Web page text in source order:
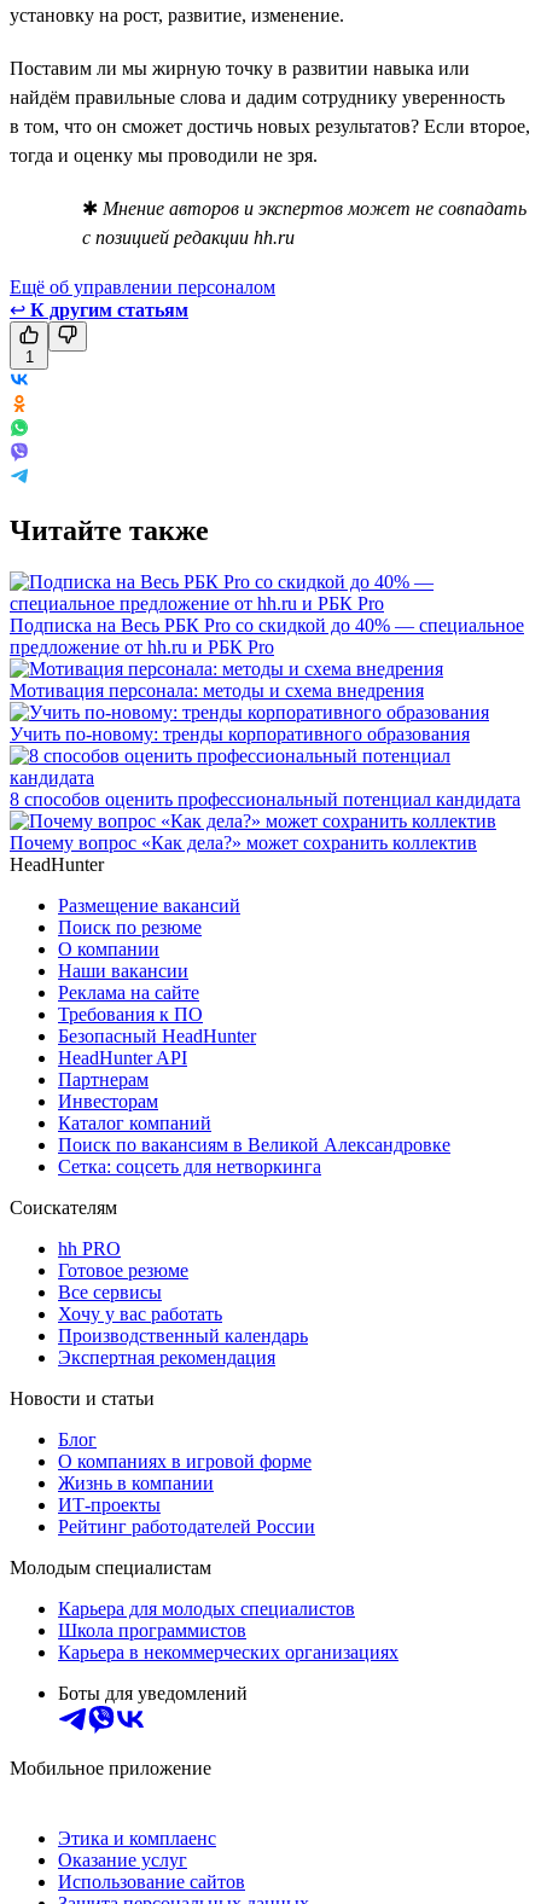
установку на рост, развитие, изменение.
Поставим ли мы жирную точку в развитии навыка или
найдём правильные слова и дадим сотруднику уверенность
в том, что он сможет достичь новых результатов? Если второе,
тогда и оценку мы проводили не зря.
✱ Мнение авторов и экспертов может не совпадать
с позицией редакции hh.ru
Ещё об управлении персоналом
↩ К другим статьям
1
Читайте также
Подписка на Весь РБК Pro со скидкой до 40% — специальное
предложение от hh.ru и РБК Pro
Мотивация персонала: методы и схема внедрения
Учить по-новому: тренды корпоративного образования
8 способов оценить профессиональный потенциал кандидата
Почему вопрос «Как дела?» может сохранить коллектив
HeadHunter
Размещение вакансий
Поиск по резюме
О компании
Наши вакансии
Реклама на сайте
Требования к ПО
Безопасный HeadHunter
HeadHunter API
Партнерам
Инвесторам
Каталог компаний
Поиск по вакансиям в Великой Александровке
Сетка: соцсеть для нетворкинга
Соискателям
hh PRO
Готовое резюме
Все сервисы
Хочу у вас работать
Производственный календарь
Экспертная рекомендация
Новости и статьи
Блог
О компаниях в игровой форме
Жизнь в компании
ИТ-проекты
Рейтинг работодателей России
Молодым специалистам
Карьера для молодых специалистов
Школа программистов
Карьера в некоммерческих организациях
Боты для уведомлений
Мобильное приложение
Этика и комплаенс
Оказание услуг
Использование сайтов